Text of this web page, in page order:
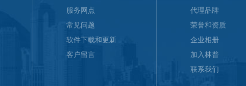
服务网点
常见问题
软件下载和更新
客户留言
代理品牌
荣誉和资质
企业相册
加入林普
联系我们